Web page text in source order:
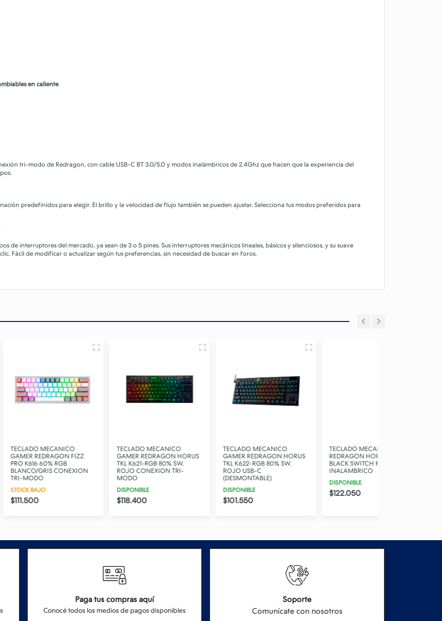
en caliente
tri-modo de Redragon, con cable USB-C BT 3.0/5.0 y modos inalámbricos de 2.4Ghz que hacen que la experiencia del
predefinidos para elegir. El brillo y la velocidad de flujo también se pueden ajustar. Selecciona tus modos preferidos para
de interruptores del mercado, ya sean de 3 o 5 pines. Sus interruptores mecánicos lineales, básicos y silenciosos, y su suave
Fácil de modificar o actualizar según tus preferencias, sin necesidad de buscar en foros.
FIZZ
RGB
CONEXION
TECLADO MECANICO
GAMER REDRAGON HORUS
TKL K621-RGB 80% SW.
ROJO CONEXION TRI-
TECLADO MECANICO
GAMER REDRAGON HORUS
TKL K622-RGB 80% SW.
ROJO USB-C
(DESMONTABLE)
TECLADO MECANICO
REDRAGON HORUS K618
BLACK SWITCH RED RGB
Paga tus compras aquí
Conocé todos los medios de pagos disponibles
Soporte
Comunícate con nosotros